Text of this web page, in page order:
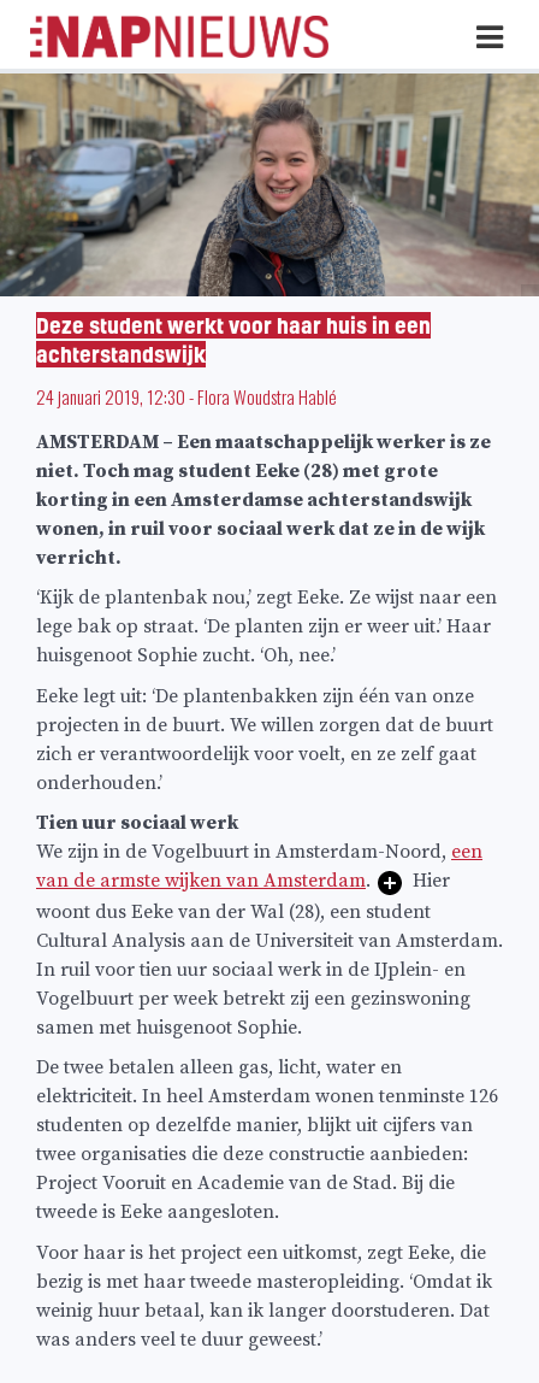
Skip
naar
inhoud
Deze student werkt voor haar huis in een
achterstandswijk
24 januari 2019, 12:30-Flora Woudstra Hablé
AMSTERDAM – Een maatschappelijk werker is ze
niet. Toch mag student Eeke (28) met grote
korting in een Amsterdamse achterstandswijk
wonen, in ruil voor sociaal werk dat ze in de wijk
verricht.
‘Kijk de plantenbak nou,’ zegt Eeke. Ze wijst naar een
lege bak op straat. ‘De planten zijn er weer uit.’ Haar
huisgenoot Sophie zucht. ‘Oh, nee.’
Eeke legt uit: ‘De plantenbakken zijn één van onze
projecten in de buurt. We willen zorgen dat de buurt
zich er verantwoordelijk voor voelt, en ze zelf gaat
onderhouden.’
Tien uur sociaal werk
We zijn in de Vogelbuurt in Amsterdam-Noord, een
van de armste wijken van Amsterdam.
Hier
woont dus Eeke van der Wal (28), een student
Cultural Analysis aan de Universiteit van Amsterdam.
In ruil voor tien uur sociaal werk in de IJplein- en
Vogelbuurt per week betrekt zij een gezinswoning
samen met huisgenoot Sophie.
De twee betalen alleen gas, licht, water en
elektriciteit. In heel Amsterdam wonen tenminste 126
studenten op dezelfde manier, blijkt uit cijfers van
twee organisaties die deze constructie aanbieden:
Project Vooruit en Academie van de Stad. Bij die
tweede is Eeke aangesloten.
Voor haar is het project een uitkomst, zegt Eeke, die
bezig is met haar tweede masteropleiding. ‘Omdat ik
weinig huur betaal, kan ik langer doorstuderen. Dat
was anders veel te duur geweest.’